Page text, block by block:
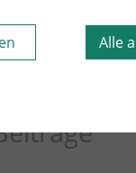
Alle